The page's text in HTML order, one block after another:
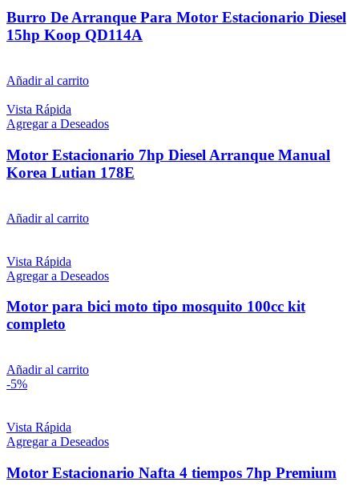
Burro De Arranque Para Motor Estacionario Diesel
15hp Koop QD114A
Añadir al carrito
Vista Rápida
Agregar a Deseados
Motor Estacionario 7hp Diesel Arranque Manual
Korea Lutian 178E
Añadir al carrito
Vista Rápida
Agregar a Deseados
Motor para bici moto tipo mosquito 100cc kit
completo
Añadir al carrito
-5%
Vista Rápida
Agregar a Deseados
Motor Estacionario Nafta 4 tiempos 7hp Premium